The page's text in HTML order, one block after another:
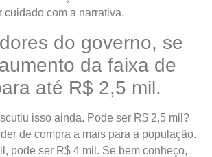
cuidado com a narrativa.
do governo, se
da faixa de
até R$ 2,5 mil.
isso ainda. Pode ser R$ 2,5 mil?
de compra a mais para a população.
pode ser R$ 4 mil. Se bem conheço,